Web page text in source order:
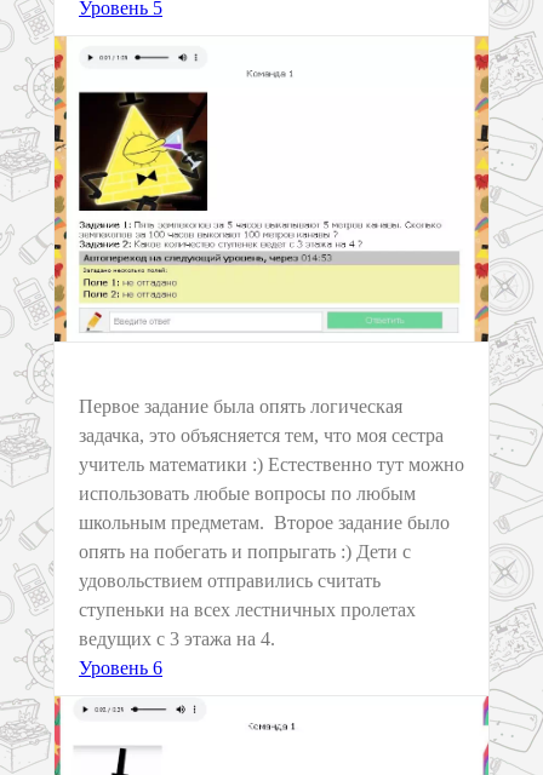
Уровень 5
Первое задание была опять логическая
задачка, это объясняется тем, что моя сестра
учитель математики :) Естественно тут можно
использовать любые вопросы по любым
школьным предметам. Второе задание было
опять на побегать и попрыгать :) Дети с
удовольствием отправились считать
ступеньки на всех лестничных пролетах
ведущих с 3 этажа на 4.
Уровень 6